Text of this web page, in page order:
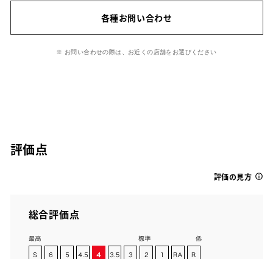
各種お問い合わせ
※ お問い合わせの際は、お近くの店舗をお選びください
評価点
評価の見方
総合評価点